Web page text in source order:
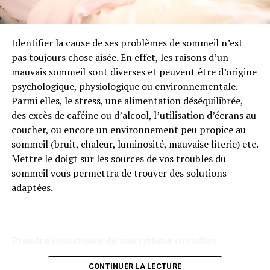
NE MANQUEZ PAS
Idée pour faire fortune : recycler le plastique
affections respiratoires
Le ravintsara est reconnu pour ses qualités anti-
infectieuses, antivirales et tonifiantes. L’huile essentielle
de ravintsara est ainsi le plus souvent indiquée pour
aider à soulager les affections respiratoires telles que la
grippe, la bronchite ou les rhinopharyngites. Considéré
comme un antibiotique naturel, le ravintsara possède
des propriétés fluidifiantes et expectorantes,
particulièrement conseillée dans les toux sèches. Il est
également préconisé pour stimuler les défenses
immunitaires et renforcer l’organisme contre les maux
de l’hiver.
ravintsara peut aider à soulager certaines douleurs
Identifier la cause de ses problèmes de sommeil n’est
pas toujours chose aisée. En effet, les raisons d’un
mauvais sommeil sont diverses et peuvent être d’origine
psychologique, physiologique ou environnementale.
Parmi elles, le stress, une alimentation déséquilibrée,
des excès de caféine ou d’alcool, l’utilisation d’écrans au
coucher, ou encore un environnement peu propice au
sommeil (bruit, chaleur, luminosité, mauvaise literie) etc.
Mettre le doigt sur les sources de vos troubles du
sommeil vous permettra de trouver des solutions
adaptées.
CONTINUER LA LECTURE